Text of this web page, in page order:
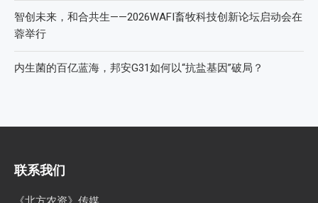
智创未来，和合共生——2026WAFI畜牧科技创新论坛启动会在
蓉举行
内生菌的百亿蓝海，邦安G31如何以“抗盐基因”破局？
联系我们